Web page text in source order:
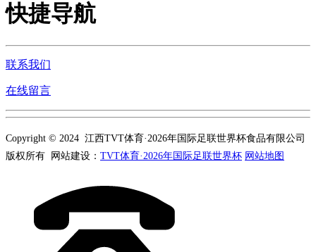
快捷导航
联系我们
在线留言
Copyright © 2024 江西TVT体育·2026年国际足联世界杯食品有限公司
版权所有 网站建设： TVT体育·2026年国际足联世界杯 网站地图